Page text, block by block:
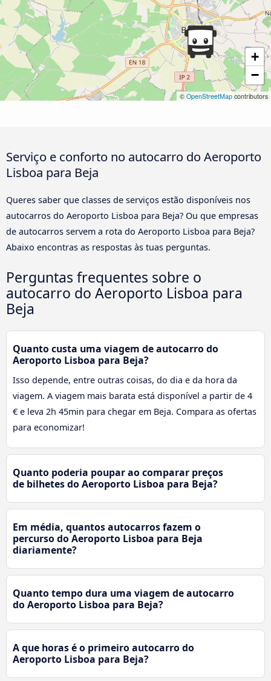
+
−
© OpenStreetMap contributors
Serviço e conforto no autocarro do Aeroporto
Lisboa para Beja
Queres saber que classes de serviços estão disponíveis nos
autocarros do Aeroporto Lisboa para Beja? Ou que empresas
de autocarros servem a rota do Aeroporto Lisboa para Beja?
Abaixo encontras as respostas às tuas perguntas.
Perguntas frequentes sobre o
autocarro do Aeroporto Lisboa para
Beja
Quanto custa uma viagem de autocarro do
Aeroporto Lisboa para Beja?
Isso depende, entre outras coisas, do dia e da hora da
viagem. A viagem mais barata está disponível a partir de 4
€ e leva 2h 45min para chegar em Beja. Compara as ofertas
para economizar!
Quanto poderia poupar ao comparar preços
de bilhetes do Aeroporto Lisboa para Beja?
Em média, quantos autocarros fazem o
percurso do Aeroporto Lisboa para Beja
diariamente?
Quanto tempo dura uma viagem de autocarro
do Aeroporto Lisboa para Beja?
A que horas é o primeiro autocarro do
Aeroporto Lisboa para Beja?